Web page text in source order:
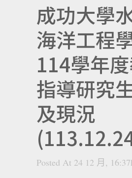
成功大學
海洋工程
114學年
指導研究
及現況
Posted At 24 12 月,